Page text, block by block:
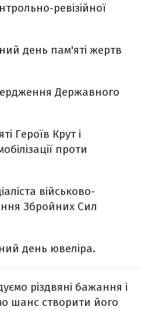
ревізійної
день пам'яті жертв
Державного
Героїв Крут і
проти
військово-
Збройних Сил
день ювеліра.
різдвяні бажання і
шанс створити його